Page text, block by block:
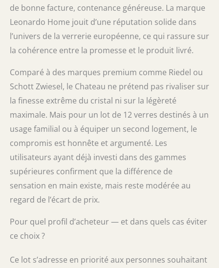
de bonne facture, contenance généreuse. La marque
Leonardo Home jouit d’une réputation solide dans
l’univers de la verrerie européenne, ce qui rassure sur
la cohérence entre la promesse et le produit livré.
Comparé à des marques premium comme Riedel ou
Schott Zwiesel, le Chateau ne prétend pas rivaliser sur
la finesse extrême du cristal ni sur la légèreté
maximale. Mais pour un lot de 12 verres destinés à un
usage familial ou à équiper un second logement, le
compromis est honnête et argumenté. Les
utilisateurs ayant déjà investi dans des gammes
supérieures confirment que la différence de
sensation en main existe, mais reste modérée au
regard de l’écart de prix.
Pour quel profil d’acheteur — et dans quels cas éviter
ce choix ?
Ce lot s’adresse en priorité aux personnes souhaitant